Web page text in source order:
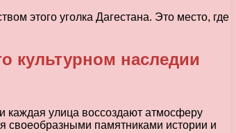
этого уголка Дагестана. Это место, где
культурном наследии
каждая улица воссоздают атмосферу
своеобразными памятниками истории и